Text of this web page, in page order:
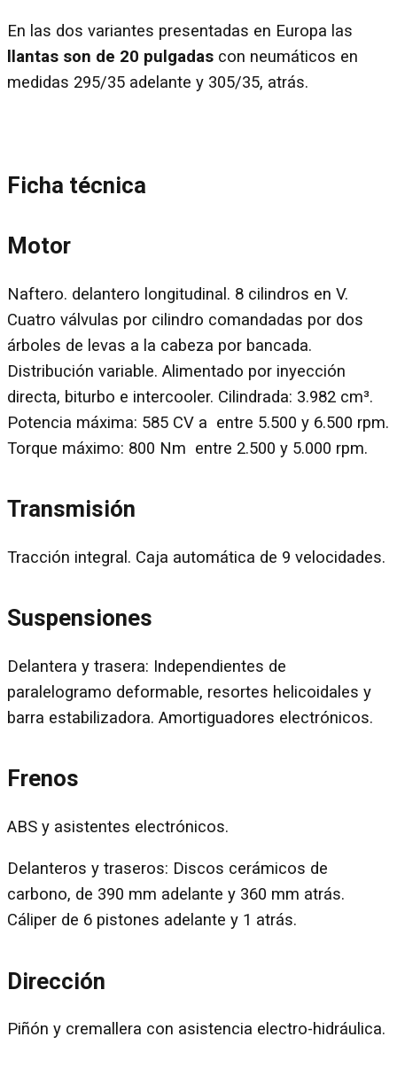
En las dos variantes presentadas en Europa las
llantas son de 20 pulgadas con neumáticos en
medidas 295/35 adelante y 305/35, atrás.
Ficha técnica
Motor
Naftero. delantero longitudinal. 8 cilindros en V.
Cuatro válvulas por cilindro comandadas por dos
árboles de levas a la cabeza por bancada.
Distribución variable. Alimentado por inyección
directa, biturbo e intercooler. Cilindrada: 3.982 cm³.
Potencia máxima: 585 CV a entre 5.500 y 6.500 rpm.
Torque máximo: 800 Nm entre 2.500 y 5.000 rpm.
Transmisión
Tracción integral. Caja automática de 9 velocidades.
Suspensiones
Delantera y trasera: Independientes de
paralelogramo deformable, resortes helicoidales y
barra estabilizadora. Amortiguadores electrónicos.
Frenos
ABS y asistentes electrónicos.
Delanteros y traseros: Discos cerámicos de
carbono, de 390 mm adelante y 360 mm atrás.
Cáliper de 6 pistones adelante y 1 atrás.
Dirección
Piñón y cremallera con asistencia electro-hidráulica.